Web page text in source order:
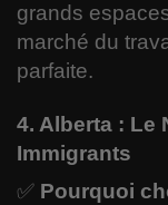
grands
marché du
parfaite.
4. Alberta : Le
Immigrants
✅ Pourquoi